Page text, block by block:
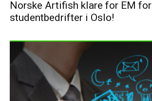
Norske Artifish klare for EM for
studentbedrifter i Oslo!